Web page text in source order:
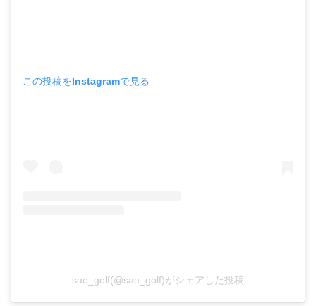
この投稿をInstagramで見る
sae_golf(@sae_golf)がシェアした投稿